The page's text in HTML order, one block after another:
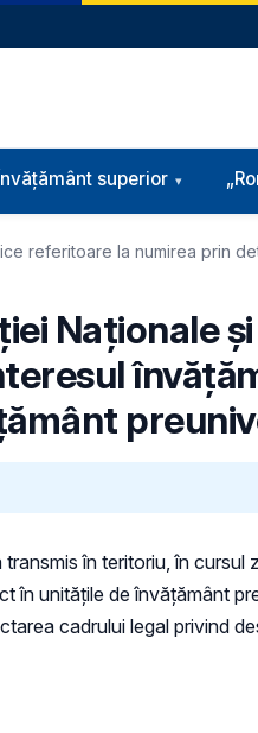
Învățământ superior
referitoare la numirea prin
Naționale
în teritoriu, în
în unitățile de învățământ
cadrului legal privind